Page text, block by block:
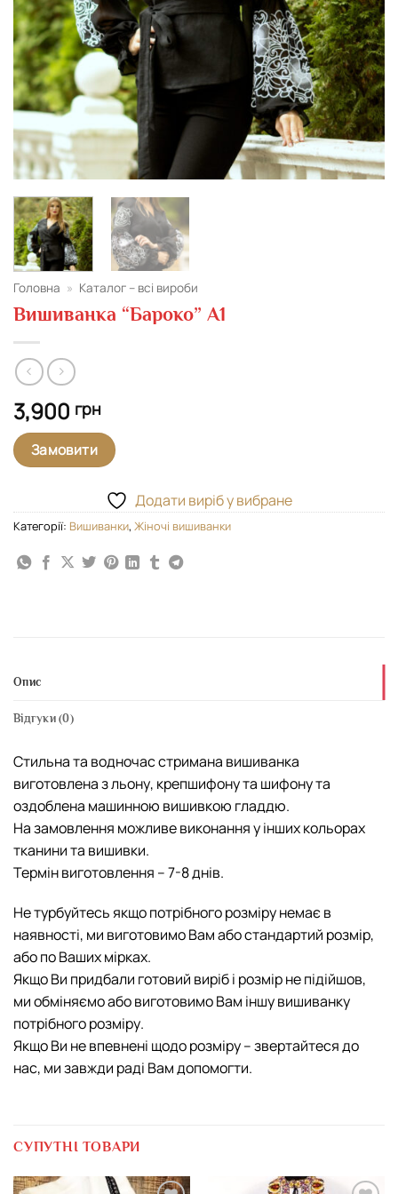
Головна » Каталог – всі вироби
Вишиванка “Бароко” A1
3,900 грн
Замовити
Додати виріб у вибране
Категорії: Вишиванки, Жіночі вишиванки
Опис
Відгуки (0)
Стильна та водночас стримана вишиванка
виготовлена з льону, крепшифону та шифону та
оздоблена машинною вишивкою гладдю.
На замовлення можливе виконання у інших кольорах
тканини та вишивки.
Термін виготовлення – 7-8 днів.
Не турбуйтесь якщо потрібного розміру немає в
наявності, ми виготовимо Вам або стандартий розмір,
або по Ваших мірках.
Якщо Ви придбали готовий виріб і розмір не підійшов,
ми обміняємо або виготовимо Вам іншу вишиванку
потрібного розміру.
Якщо Ви не впевнені щодо розміру – звертайтеся до
нас, ми завжди раді Вам допомогти.
СУПУТНІ ТОВАРИ